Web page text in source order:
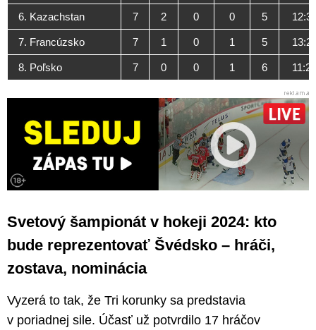
6. Kazachstan 7 2 0 0 5
7. Francúzsko 7 1 0 1 5
8. Poľsko 7 0 0 1 6 11:29
Svetový šampionát v hokeji 2024: kto
bude reprezentovať Švédsko – hráči,
zostava, nominácia
Vyzerá to tak, že Tri korunky sa predstavia
v poriadnej sile. Účasť už potvrdilo 17 hráčov